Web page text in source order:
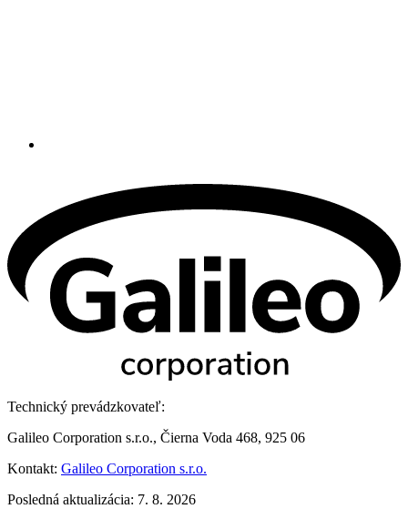
Technický prevádzkovateľ:
Galileo Corporation s.r.o., Čierna Voda 468, 925 06
Kontakt: Galileo Corporation s.r.o.
Posledná aktualizácia: 7. 8. 2026